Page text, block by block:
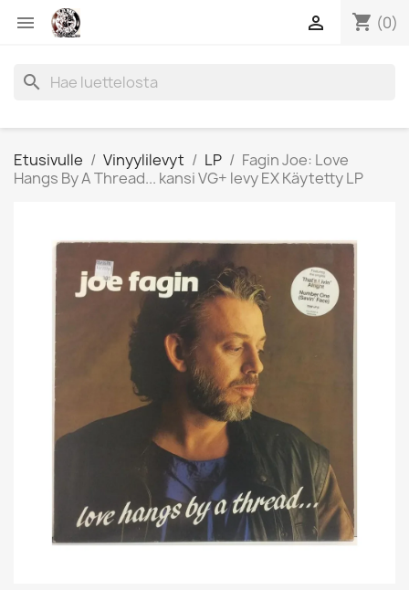
 shopping_cart (0)

search
Etusivulle Vinyylilevyt LP
Fagin Joe: Love
Hangs By A Thread... kansi VG+ levy EX Käytetty LP